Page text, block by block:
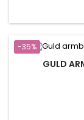
-35%
GULD